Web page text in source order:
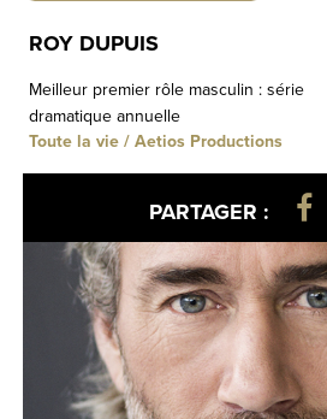
ROY DUPUIS
Meilleur premier rôle masculin : série
dramatique annuelle
Toute la vie / Aetios Productions
PARTAGER :